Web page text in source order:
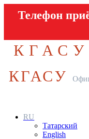
Телефон
КГАСУ
КГАСУ
RU
Татарский
English